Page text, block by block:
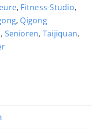
, Fitness-Studio,
, Qigong
, Senioren, Taijiquan,